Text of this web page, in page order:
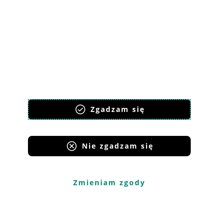
Zgadzam się
Nie zgadzam się
Zmieniam zgody